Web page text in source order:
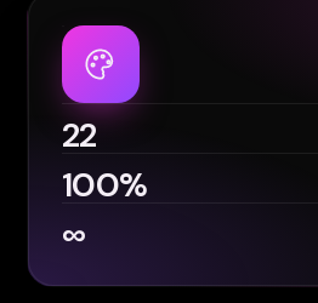
22
100%
∞